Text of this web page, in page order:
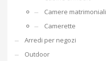
Camere matrimoniali
Camerette
Arredi per negozi
Outdoor